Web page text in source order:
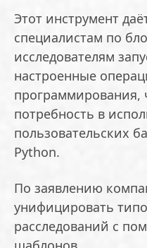
Этот инструмент
специалистам по
исследователям
настроенные
программирования,
потребность в
пользовательских
Python.
По заявлению
унифицировать
расследований с